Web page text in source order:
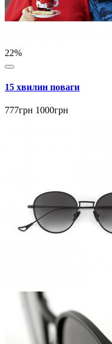
22%
15 хвилин поваги
777грн 1000грн